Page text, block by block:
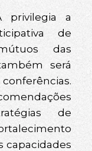
privilegia a
de
das
será
de
capacidades